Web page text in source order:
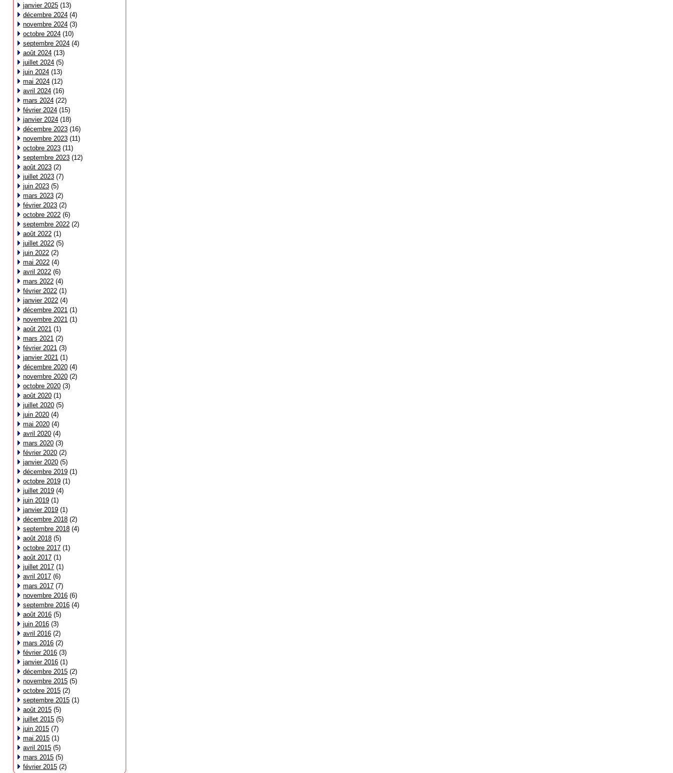
janvier 2025 (13)
décembre 2024 (4)
novembre 2024 (3)
octobre 2024 (10)
septembre 2024 (4)
août 2024 (13)
juillet 2024 (5)
juin 2024 (13)
mai 2024 (12)
avril 2024 (16)
mars 2024 (22)
février 2024 (15)
janvier 2024 (18)
décembre 2023 (16)
novembre 2023 (11)
octobre 2023 (11)
septembre 2023 (12)
août 2023 (2)
juillet 2023 (7)
juin 2023 (5)
mars 2023 (2)
février 2023 (2)
octobre 2022 (6)
septembre 2022 (2)
août 2022 (1)
juillet 2022 (5)
juin 2022 (2)
mai 2022 (4)
avril 2022 (6)
mars 2022 (4)
février 2022 (1)
janvier 2022 (4)
décembre 2021 (1)
novembre 2021 (1)
août 2021 (1)
mars 2021 (2)
février 2021 (3)
janvier 2021 (1)
décembre 2020 (4)
novembre 2020 (2)
octobre 2020 (3)
août 2020 (1)
juillet 2020 (5)
juin 2020 (4)
mai 2020 (4)
avril 2020 (4)
mars 2020 (3)
février 2020 (2)
janvier 2020 (5)
décembre 2019 (1)
octobre 2019 (1)
juillet 2019 (4)
juin 2019 (1)
janvier 2019 (1)
décembre 2018 (2)
septembre 2018 (4)
août 2018 (5)
octobre 2017 (1)
août 2017 (1)
juillet 2017 (1)
avril 2017 (6)
mars 2017 (7)
novembre 2016 (6)
septembre 2016 (4)
août 2016 (5)
juin 2016 (3)
avril 2016 (2)
mars 2016 (2)
février 2016 (3)
janvier 2016 (1)
décembre 2015 (2)
novembre 2015 (5)
octobre 2015 (2)
septembre 2015 (1)
août 2015 (5)
juillet 2015 (5)
juin 2015 (7)
mai 2015 (1)
avril 2015 (5)
mars 2015 (5)
février 2015 (2)